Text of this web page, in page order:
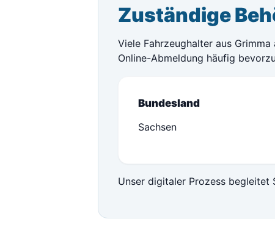
Zuständige
Viele Fahrzeughalter aus
Online-Abmeldung häufig
Bundesland
Sachsen
Unser digitaler Prozess begleitet